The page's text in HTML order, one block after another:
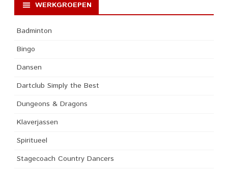
WERKGROEPEN
Badminton
Bingo
Dansen
Dartclub Simply the Best
Dungeons & Dragons
Klaverjassen
Spiritueel
Stagecoach Country Dancers